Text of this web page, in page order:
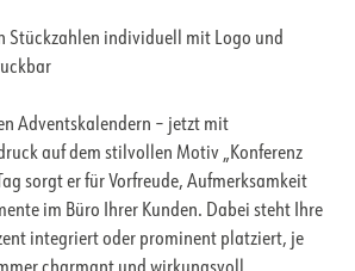
Stückzahlen individuell mit Logo und
Adventskalendern – jetzt mit
auf dem stilvollen Motiv „Konferenz
sorgt er für Vorfreude, Aufmerksamkeit
im Büro Ihrer Kunden. Dabei steht Ihre
integriert oder prominent platziert, je